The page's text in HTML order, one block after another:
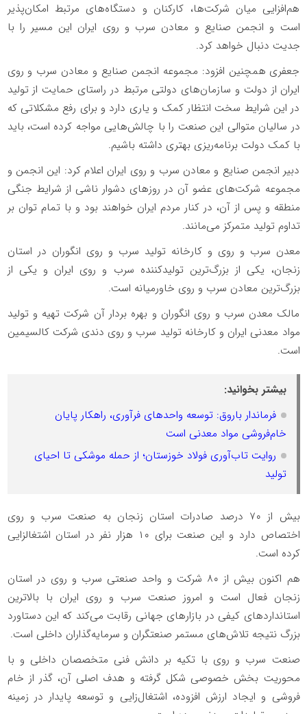
هم‌افزایی میان شرکت‌ها، کارکنان و دستگاه‌های مرتبط امکان‌پذیر
است و انجمن صنایع و معادن سرب و روی ایران این مسیر را با
جدیت دنبال خواهد کرد.
جعفری همچنین افزود: مجموعه انجمن صنایع و معادن سرب و روی
ایران از دولت و سازمان‌های دولتی مرتبط در راستای حمایت از تولید
در این شرایط سخت انتظار کمک و یاری دارد و برای رفع مشکلاتی که
در سالیان متوالی این صنعت را با چالش‌هایی مواجه کرده است، باید
با کمک دولت برنامه‌ریزی بهتری داشته باشیم.
دبیر انجمن صنایع و معادن سرب و روی ایران اعلام کرد: این انجمن و
مجموعه شرکت‌های عضو آن در روزهای دشوار ناشی از شرایط جنگی
منطقه و پس از آن، در کنار مردم ایران خواهند بود و با تمام توان بر
تداوم تولید متمرکز می‌مانند.
معدن سرب و روی و کارخانه تولید سرب و روی انگوران در استان
زنجان، یکی از بزرگ‌ترین تولیدکننده سرب و روی ایران و یکی از
بزرگ‌ترین معادن سرب و روی خاورمیانه است.
مالک معدن سرب و روی انگوران و بهره بردار آن شرکت تهیه و تولید
مواد معدنی ایران و کارخانه تولید سرب و روی دندی شرکت کالسیمین
است.
بیشتر بخوانید:
فرماندار باروق: توسعه واحدهای فرآوری، راهکار پایان
خام‌فروشی مواد معدنی است
روایت تاب‌آوری فولاد خوزستان؛ از حمله موشکی تا احیای
تولید
بیش از ۷۰ درصد صادرات استان زنجان به صنعت سرب و روی
اختصاص دارد و این صنعت برای ۱۰ هزار نفر در استان اشتغالزایی
کرده است.
هم اکنون بیش از ۸۰ شرکت‌ و واحد صنعتی سرب و روی در استان
زنجان فعال است و امروز صنعت سرب و روی ایران با بالاترین
استانداردهای کیفی در بازارهای جهانی رقابت می‌کند که این دستاورد
بزرگ نتیجه تلاش‌های مستمر صنعتگران و سرمایه‌گذاران داخلی است.
صنعت سرب و روی با تکیه بر دانش فنی متخصصان داخلی و با
محوریت بخش خصوصی شکل گرفته و هدف اصلی آن، گذر از خام
فروشی و ایجاد ارزش افزوده، اشتغال‌زایی و توسعه پایدار در زمینه